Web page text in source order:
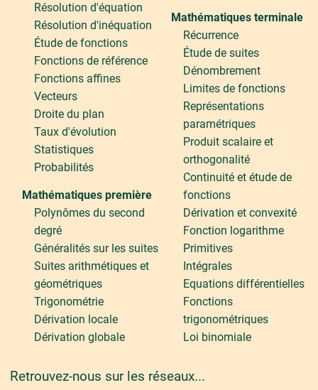
Résolution d'équation
Résolution d'inéquation
Étude de fonctions
Fonctions de référence
Fonctions affines
Vecteurs
Droite du plan
Taux d'évolution
Statistiques
Probabilités
Mathématiques première
Polynômes du second
degré
Généralités sur les suites
Suites arithmétiques et
géométriques
Trigonométrie
Dérivation locale
Dérivation globale
Mathématiques terminale
Récurrence
Étude de suites
Dénombrement
Limites de fonctions
Représentations
paramétriques
Produit scalaire et
orthogonalité
Continuité et étude de
fonctions
Dérivation et convexité
Fonction logarithme
Primitives
Intégrales
Equations différentielles
Fonctions
trigonométriques
Loi binomiale
Retrouvez-nous sur les réseaux...